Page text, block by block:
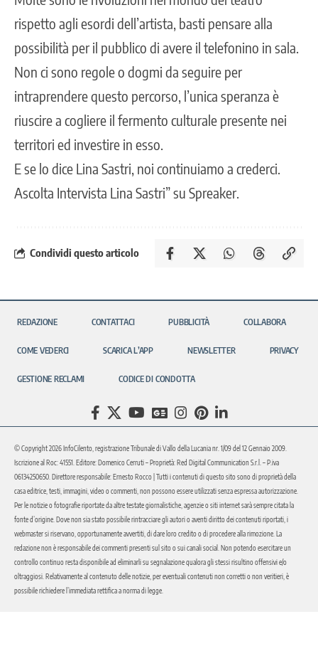
rispetto agli esordi dell’artista, basti pensare alla
possibilità per il pubblico di avere il telefonino in sala.
Non ci sono regole o dogmi da seguire per
intraprendere questo percorso, l’unica speranza è
riuscire a cogliere il fermento culturale presente nei
territori ed investire in esso.
E se lo dice Lina Sastri, noi continuiamo a crederci.
Ascolta Intervista Lina Sastri” su Spreaker.
Condividi questo articolo
REDAZIONE CONTATTACI PUBBLICITÀ COLLABORA
COME VEDERCI SCARICA L’APP NEWSLETTER PRIVACY
GESTIONE RECLAMI CODICE DI CONDOTTA
© Copyright 2026 InfoCilento, registrazione Tribunale di Vallo della Lucania nr. 1/09 del 12 Gennaio 2009.
Iscrizione al Roc: 41551. Editore: Domenico Cerruti – Proprietà: Red Digital Communication S.r.l. – P.iva
06134250650. Direttore responsabile: Ernesto Rocco | Tutti i contenuti di questo sito sono di proprietà della
casa editrice, testi, immagini, video o commenti, non possono essere utilizzati senza espressa autorizzazione.
Per le notizie o fotografie riportate da altre testate giornalistiche, agenzie o siti internet sarà sempre citata la
fonte d’origine. Dove non sia stato possibile rintracciare gli autori o aventi diritto dei contenuti riportati, i
webmaster si riservano, opportunamente avvertiti, di dare loro credito o di procedere alla rimozione. La
redazione non è responsabile dei commenti presenti sul sito o sui canali social. Non potendo esercitare un
controllo continuo resta disponibile ad eliminarli su segnalazione qualora gli stessi risultino offensivi e/o
oltraggiosi. Relativamente al contenuto delle notizie, per eventuali contenuti non corretti o non veritieri, è
possibile richiedere l’immediata rettifica a norma di legge.